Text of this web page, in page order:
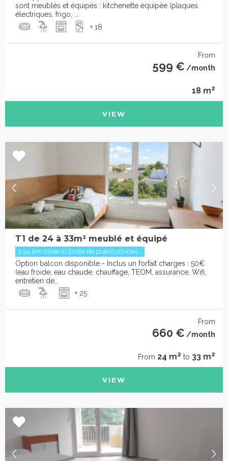
sont meublés et équipés : kitchenette équipée (plaques
électriques, frigo, ...
+ 18
From
599 € /month
18 m2
VIEW
T1 de 24 à 33m² meublé et équipé
3.54 km close to Ecole de puéricultrices...
Option balcon disponible - Inclus un forfait charges : 50€
(eau froide, eau chaude, chauffage, TEOM, assurance, Wifi,
entretien de...
+ 25
From
660 € /month
From 24 m2 to 33 m2
VIEW